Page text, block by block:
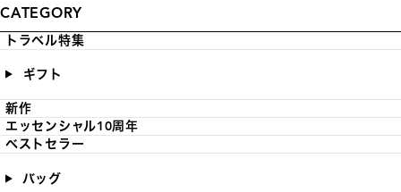
CATEGORY
トラベル特集
ギフト
新作
エッセンシャル10周年
ベストセラー
バッグ